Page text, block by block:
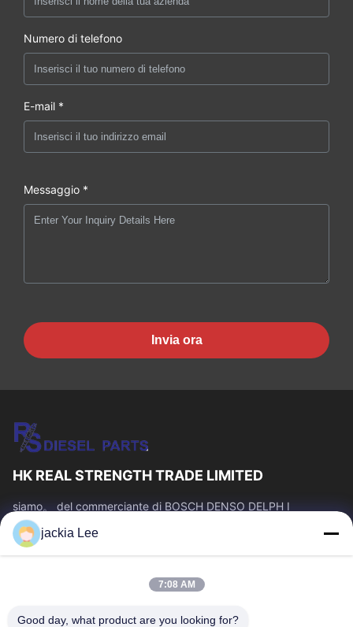
Numero di telefono
E-mail *
Messaggio *
Invia ora
HK REAL STRENGTH TRADE LIMITED
siamo。 del commerciante di BOSCH DENSO DELPH I
CATERPILLAR VOLVO CUMMINS TOYOTA ISUZU Company
numero del whatsapp: 0086 159 2067 9523.
Link Veloci
Prodotti
Su Di Noi
Visita Alla Fabbrica
jackia Lee
7:08 AM
Good day, what product are you looking for?